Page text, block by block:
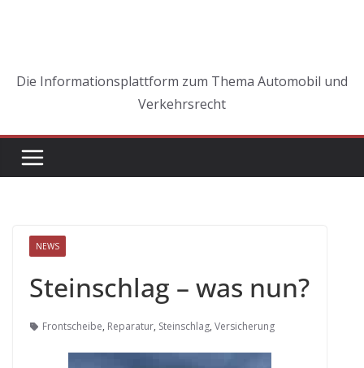
Die Informationsplattform zum Thema Automobil und
Verkehrsrecht
NEWS
Steinschlag – was nun?
Frontscheibe, Reparatur, Steinschlag, Versicherung